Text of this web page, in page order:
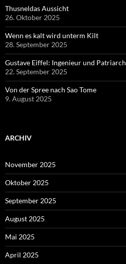
Thusneldas Aussicht
26. Oktober 2025
Wenn es kalt wird unterm Kilt
28. September 2025
Gustave Eiffel: Ingenieur und Patriarch
22. September 2025
Von der Spree nach Sao Tome
9. August 2025
ARCHIV
November 2025
Oktober 2025
September 2025
August 2025
Mai 2025
April 2025